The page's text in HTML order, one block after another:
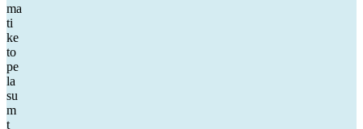
ma
ti
ke
to
pe
la
su
m
t